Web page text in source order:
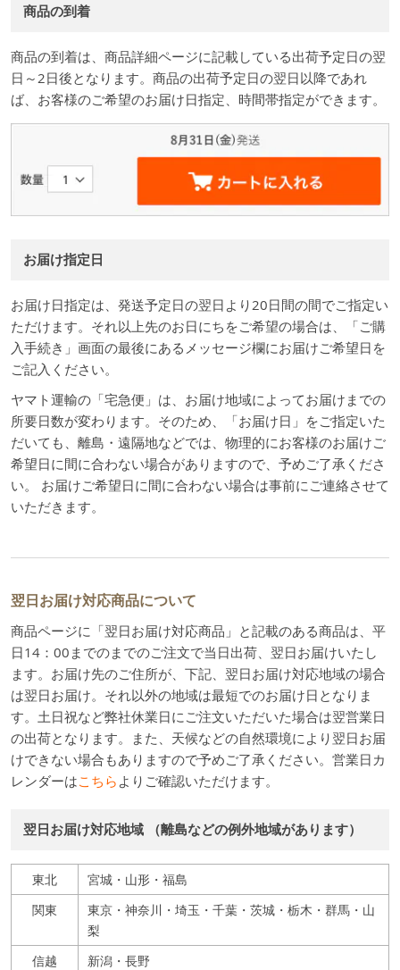
商品の到着
商品の到着は、商品詳細ページに記載している出荷予定日の翌
日～2日後となります。商品の出荷予定日の翌日以降であれ
ば、お客様のご希望のお届け日指定、時間帯指定ができます。
お届け指定日
お届け日指定は、発送予定日の翌日より20日間の間でご指定い
ただけます。それ以上先のお日にちをご希望の場合は、「ご購
入手続き」画面の最後にあるメッセージ欄にお届けご希望日を
ご記入ください。
ヤマト運輸の「宅急便」は、お届け地域によってお届けまでの
所要日数が変わります。そのため、「お届け日」をご指定いた
だいても、離島・遠隔地などでは、物理的にお客様のお届けご
希望日に間に合わない場合がありますので、予めご了承くださ
い。 お届けご希望日に間に合わない場合は事前にご連絡させて
いただきます。
翌日お届け対応商品について
商品ページに「翌日お届け対応商品」と記載のある商品は、平
日14：00までのまでのご注文で当日出荷、翌日お届けいたし
ます。お届け先のご住所が、下記、翌日お届け対応地域の場合
は翌日お届け。それ以外の地域は最短でのお届け日となりま
す。土日祝など弊社休業日にご注文いただいた場合は翌営業日
の出荷となります。また、天候などの自然環境により翌日お届
けできない場合もありますので予めご了承ください。営業日カ
レンダーはこちら よりご確認いただけます。
翌日お届け対応地域 （離島などの例外地域があります）
東北
宮城・山形・福島
関東
東京・神奈川・埼玉・千葉・茨城・栃木・群馬・山
梨
信越
新潟・長野